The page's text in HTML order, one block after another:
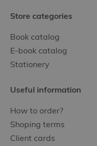
Store categories
Book catalog
E-book catalog
Stationery
Useful information
How to order?
Shoping terms
Client cards